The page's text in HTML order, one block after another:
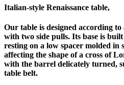
Italian-style Renaissance table,
Our table is designed according
with two side pulls. Its base is
resting on a low spacer molded in
affecting the shape of a cross of
with the barrel delicately turned,
table belt.